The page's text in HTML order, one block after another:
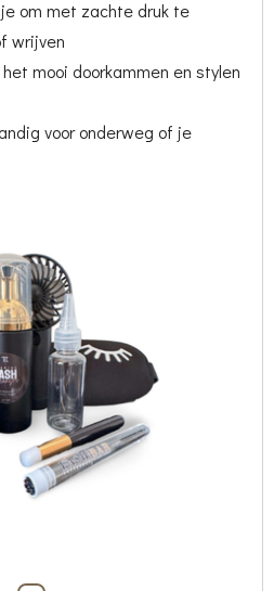
om met zachte druk te
wrijven
mooi doorkammen en stylen
voor onderweg of je